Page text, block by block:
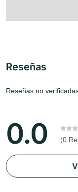
Reseñas
Reseñas no
0.0 (0